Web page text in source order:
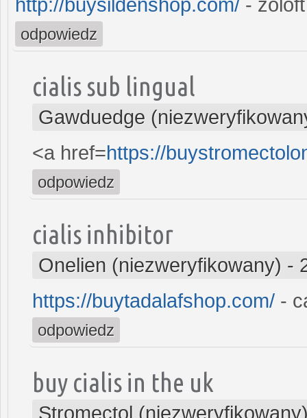
http://buysildenshop.com/ -
odpowiedz
cialis sub lingual
Gawduedge
<a href=https://
odpowiedz
cialis inhibitor
Onelien (niezweryfikowany) -
https://buytadalafshop.com/ -
odpowiedz
buy cialis in the uk
Stromectol